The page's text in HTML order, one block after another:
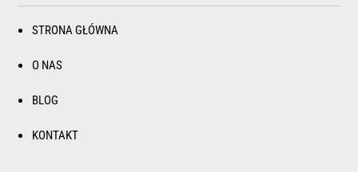
STRONA GŁÓWNA
O NAS
BLOG
KONTAKT